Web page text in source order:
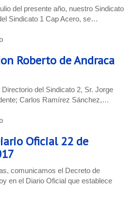
del presente año, nuestro Sindicato
Sindicato 1 Cap Acero, se…
Roberto de Andraca
del Sindicato 2, Sr. Jorge
Carlos Ramírez Sánchez,…
Oficial 22 de
comunicamos el Decreto de
en el Diario Oficial que establece